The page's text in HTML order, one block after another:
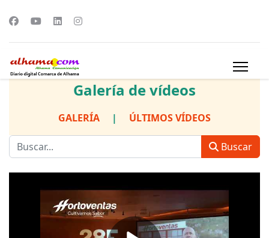
Galería de vídeos
GALERÍA | ÚLTIMOS VÍDEOS
Buscar